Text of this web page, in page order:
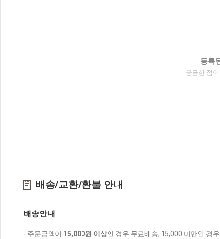
등록
궁금한 점
배송/교환/환불 안내
배송안내
- 주문금액이 15,000원 이상인 경우 무료배송, 15,000 미만인 경